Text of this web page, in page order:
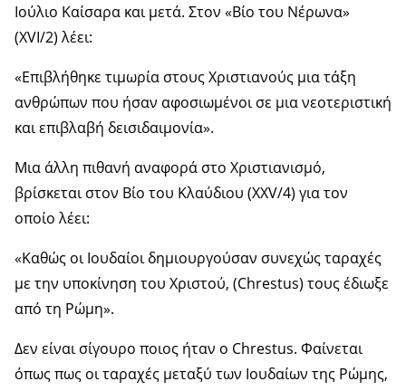
Ιούλιο Καίσαρα και μετά. Στον «Βίο του Νέρωνα»
(XVI/2) λέει:
«Επιβλήθηκε τιμωρία στους Χριστιανούς μια τάξη
ανθρώπων που ήσαν αφοσιωμένοι σε μια νεοτεριστική
και επιβλαβή δεισιδαιμονία».
Μια άλλη πιθανή αναφορά στο Χριστιανισμό,
βρίσκεται στον Βίο του Κλαύδιου (ΧXV/4) για τον
οποίο λέει:
«Καθώς οι Ιουδαίοι δημιουργούσαν συνεχώς ταραχές
με την υποκίνηση του Χριστού, (Chrestus) τους έδιωξε
από τη Ρώμη».
Δεν είναι σίγουρο ποιος ήταν ο Chrestus. Φαίνεται
όπως πως οι ταραχές μεταξύ των Ιουδαίων της Ρώμης,